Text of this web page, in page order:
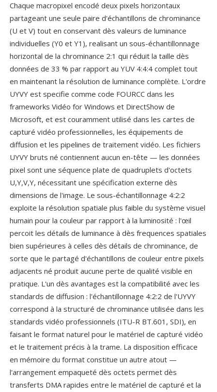
Chaque macropixel encodé deux pixels horizontaux
partageant une seule paire d'échantillons de chrominance
(U et V) tout en conservant dès valeurs de luminance
individuelles (Y0 et Y1), realisant un sous-échantillonnage
horizontal de la chrominance 2:1 qui réduit la taille dès
données de 33 % par rapport au YUV 4:4:4 complet tout
en maintenant la résolution de luminance complète. L'ordre
UYVY est specifie comme code FOURCC dans les
frameworks Vidéo for Windows et DirectShow de
Microsoft, et est couramment utilisé dans les cartes de
capturé vidéo professionnelles, les équipements de
diffusion et les pipelines de traitement vidéo. Les fichiers
UYVY bruts né contiennent aucun en-tête — les données
pixel sont une séquence plate de quadruplets d'octets
U,Y,V,Y, nécessitant une spécification externe dès
dimensions de l'image. Le sous-échantillonnage 4:2:2
exploite la résolution spatiale plus faible du système visuel
humain pour la couleur par rapport à la luminosité : l'œil
percoit les détails de luminance à dès frequences spatiales
bien supérieures à celles dès détails de chrominance, de
sorte que le partagé d'échantillons de couleur entre pixels
adjacents né produit aucune perte de qualité visible en
pratique. L'un dès avantages est la compatibilité avec les
standards de diffusion : l'échantillonnage 4:2:2 de l'UYVY
correspond à la structuré de chrominance utilisée dans les
standards vidéo professionnels (ITU-R BT.601, SDI), en
faisant le format naturel pour le matériel de capturé vidéo
et le traitement précis à la trame. La disposition efficace
en mémoire du format constitue un autre atout —
l'arrangement empaqueté dès octets permet dès
transferts DMA rapides entre le matériel de capturé et la